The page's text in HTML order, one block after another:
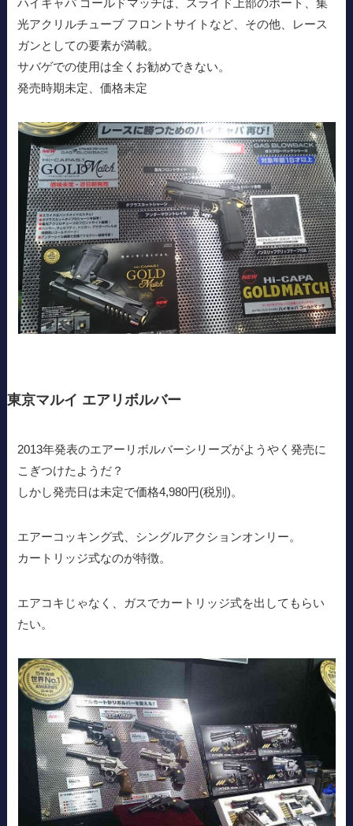
ハイキャパ ゴールドマッチは、スライド上部のポート、集
光アクリルチューブ フロントサイトなど、その他、レース
ガンとしての要素が満載。
サバゲでの使用は全くお勧めできない。
発売時期未定、価格未定
東京マルイ エアリボルバー
2013年発表のエアーリボルバーシリーズがようやく発売に
こぎつけたようだ？
しかし発売日は未定で価格4,980円(税別)。
エアーコッキング式、シングルアクションオンリー。
カートリッジ式なのが特徴。
エアコキじゃなく、ガスでカートリッジ式を出してもらい
たい。